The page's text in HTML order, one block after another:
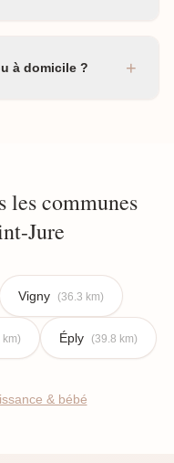
à domicile ? +
les communes
Jure
Vigny (36.3 km)
km) Éply (39.8 km)
& bébé